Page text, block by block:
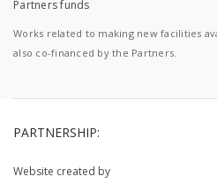
Partners funds
Works related to making new facilities
also co-financed by the Partners.
PARTNERSHIP:
Website created by